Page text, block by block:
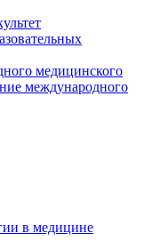
медицинского
международного
в медицине